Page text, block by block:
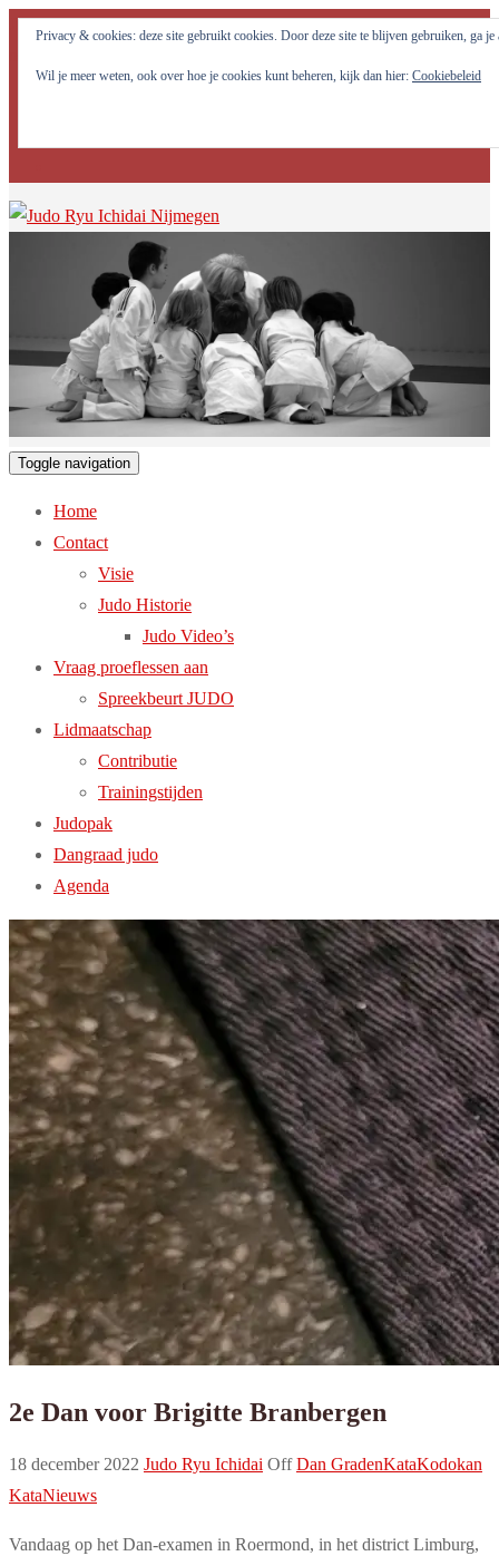
Judo Ryu Ichidai Nijmegen - Alle potentiële krachten in jezelf
Toggle navigation
Home
Contact
Visie
Judo Historie
Judo Video’s
Vraag proeflessen aan
Spreekbeurt JUDO
Lidmaatschap
Contributie
Trainingstijden
Judopak
Dangraad judo
Agenda
2e Dan voor Brigitte Branbergen
18 december 2022 Judo Ryu Ichidai Off Dan GradenKataKodokan
KataNieuws
Vandaag op het Dan-examen in Roermond, in het district Limburg,
Privacy & cookies: deze site gebruikt cookies. Door deze site te blijven gebruiken, ga
Wil je meer weten, ook over hoe je cookies kunt beheren, kijk dan hier: Cookiebeleid